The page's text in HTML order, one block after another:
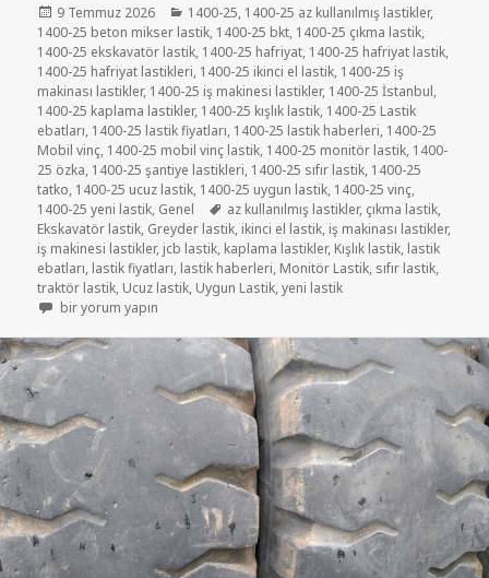
Yayın
tarihi
9 Temmuz 2026 Kategoriler
1400-25, 1400-25 az kullanılmış lastikler,
1400-25 beton mikser lastik, 1400-25 bkt, 1400-25 çıkma lastik,
1400-25 ekskavatör lastik, 1400-25 hafriyat, 1400-25 hafriyat lastik,
1400-25 hafriyat lastikleri, 1400-25 ikinci el lastik, 1400-25 iş
makinası lastikler, 1400-25 iş makinesi lastikler, 1400-25 İstanbul,
1400-25 kaplama lastikler, 1400-25 kışlık lastik, 1400-25 Lastik
ebatları, 1400-25 lastik fiyatları, 1400-25 lastik haberleri, 1400-25
Mobil vinç, 1400-25 mobil vinç lastik, 1400-25 monitör lastik, 1400-
25 özka, 1400-25 şantiye lastikleri, 1400-25 sıfır lastik, 1400-25
tatko, 1400-25 ucuz lastik, 1400-25 uygun lastik, 1400-25 vinç,
1400-25 yeni lastik, Genel Etiketler
az kullanılmış lastikler, çıkma lastik,
Ekskavatör lastik, Greyder lastik, ikinci el lastik, iş makinası lastikler,
iş makinesi lastikler, jcb lastik, kaplama lastikler, Kışlık lastik, lastik
ebatları, lastik fiyatları, lastik haberleri, Monitör Lastik, sıfır lastik,
traktör lastik, Ucuz lastik, Uygun Lastik,yeni lastik
1400-25 (385-95R25) YENİ SIFIR LASTİK için
bir yorum yapın